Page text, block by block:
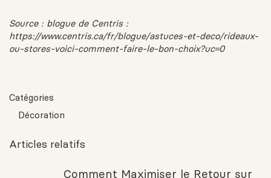
Source : blogue de Centris :
https://www.centris.ca/fr/blogue/astuces-et-deco/rideaux-
ou-stores-voici-comment-faire-le-bon-choix?uc=0
Catégories
Décoration
Articles relatifs
Comment Maximiser le Retour sur